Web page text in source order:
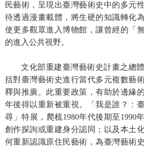
網
站
資
放
宣
告
隱
私
權
民藝術，呈現出臺灣藝術史中的多元
待透過漫畫載體，將生硬的知識轉化
使更多觀眾進入博物館，讓曾經的「
的進入公共視野。
文化部重建臺灣藝術史計畫之總
括對臺灣藝術史進行當代多元複數藝
釋與推廣。此重要政策，有助於邊緣
年後得以重新被重視。「我是誰？：
尋」特展，爬梳1980年代後期至1990
創作探詢或重建身分認同；以及本土
何重新認識原住民藝術，為臺灣藝術